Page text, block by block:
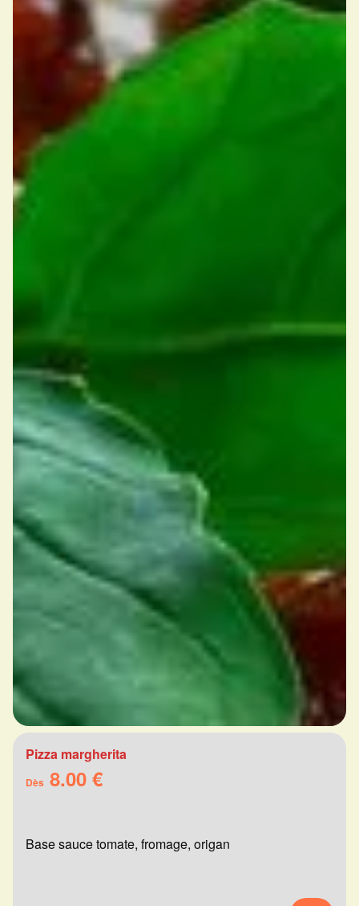
Pizza margherita
Dès 8.00 €
Base sauce tomate, fromage, origan